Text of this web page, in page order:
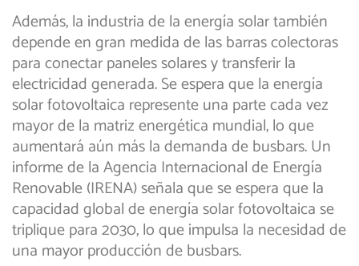
Además, la industria de la energía solar también
depende en gran medida de las barras colectoras
para conectar paneles solares y transferir la
electricidad generada. Se espera que la energía
solar fotovoltaica represente una parte cada vez
mayor de la matriz energética mundial, lo que
aumentará aún más la demanda de busbars. Un
informe de la Agencia Internacional de Energía
Renovable (IRENA) señala que se espera que la
capacidad global de energía solar fotovoltaica se
triplique para 2030, lo que impulsa la necesidad de
una mayor producción de busbars.